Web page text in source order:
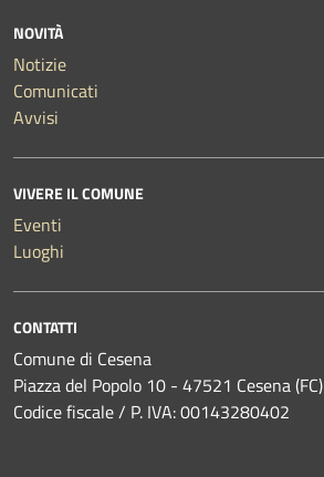
NOVITÀ
Notizie
Comunicati
Avvisi
VIVERE IL COMUNE
Eventi
Luoghi
CONTATTI
Comune di Cesena
Piazza del Popolo 10 - 47521 Cesena (FC)
Codice fiscale / P. IVA: 00143280402